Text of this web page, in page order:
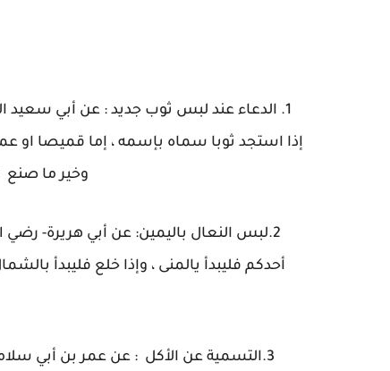
1. الدعاء عند لبس ثوب جديد : عن أبي سعيد
إذا استجد ثوبا سماه بإسمه ، إما قميصا او
وخير ما صنع
2.لبس النعال باليمين: عن أبي هريرة-
3.التسمية عن الأكل : عن عمر بن أبي